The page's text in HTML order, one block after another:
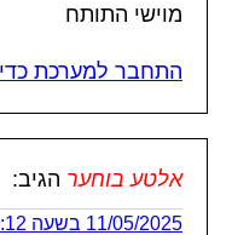
מוישי התותח
התחבר למערכת
אלטע בוחער הגיב:
11/05/2025 בשעה 21:59:12